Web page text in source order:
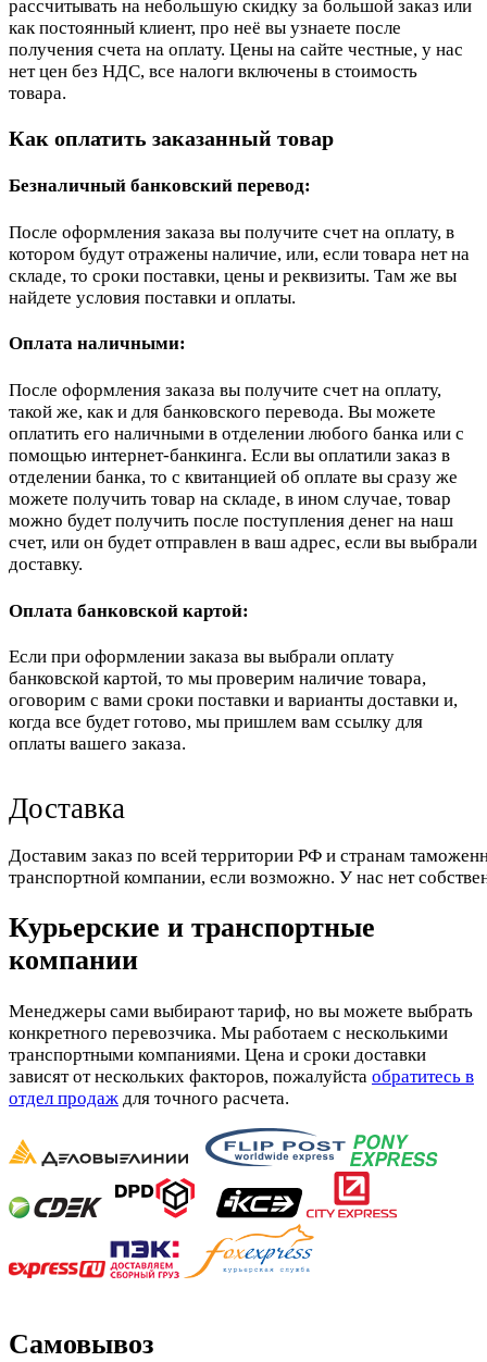
рассчитывать на небольшую скидку за большой заказ или
как постоянный клиент, про неё вы узнаете после
получения счета на оплату. Цены на сайте честные, у нас
нет цен без НДС, все налоги включены в стоимость
товара.
Как оплатить заказанный товар
Безналичный банковский перевод:
После оформления заказа вы получите счет на оплату, в
котором будут отражены наличие, или, если товара нет на
складе, то сроки поставки, цены и реквизиты. Там же вы
найдете условия поставки и оплаты.
Оплата наличными:
После оформления заказа вы получите счет на оплату,
такой же, как и для банковского перевода. Вы можете
оплатить его наличными в отделении любого банка или с
помощью интернет-банкинга. Если вы оплатили заказ в
отделении банка, то с квитанцией об оплате вы сразу же
можете получить товар на складе, в ином случае, товар
можно будет получить после поступления денег на наш
счет, или он будет отправлен в ваш адрес, если вы выбрали
доставку.
Оплата банковской картой:
Если при оформлении заказа вы выбрали оплату
банковской картой, то мы проверим наличие товара,
оговорим с вами сроки поставки и варианты доставки и,
когда все будет готово, мы пришлем вам ссылку для
оплаты вашего заказа.
Доставка
Доставим заказ по всей территории РФ и странам
транспортной компании, если возможно. У нас нет
Курьерские и транспортные
компании
Менеджеры сами выбирают тариф, но вы можете выбрать
конкретного перевозчика. Мы работаем с несколькими
транспортными компаниями. Цена и сроки доставки
зависят от нескольких факторов, пожалуйста обратитесь в
отдел продаж для точного расчета.
Самовывоз